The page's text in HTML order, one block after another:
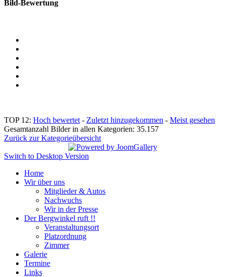
Bild-Bewertung
TOP 12: Hoch bewertet - Zuletzt hinzugekommen - Meist gesehen
Gesamtanzahl Bilder in allen Kategorien: 35.157
Zurück zur Kategorieübersicht
Switch to Desktop Version
Home
Wir über uns
Mitglieder & Autos
Nachwuchs
Wir in der Presse
Der Bergwinkel ruft !!
Veranstaltungsort
Platzordnung
Zimmer
Galerie
Termine
Links